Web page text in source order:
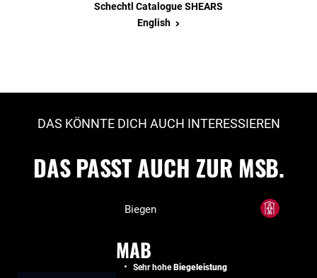
Schechtl Catalogue SHEARS
English >
DAS KÖNNTE DICH AUCH INTERESSIEREN
DAS PASST AUCH ZUR MSB.
Biegen
MAB
Sehr hohe Biegeleistung